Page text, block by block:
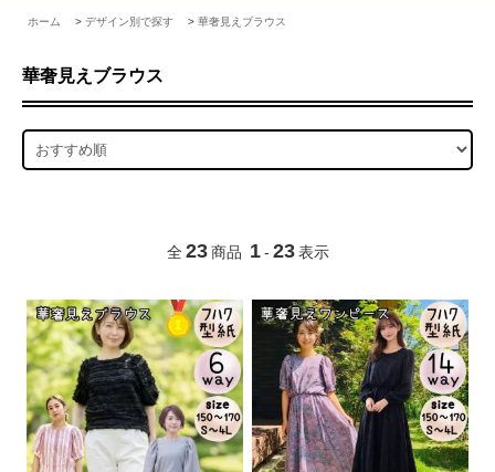
ホーム > デザイン別で探す > 華奢見えブラウス
華奢見えブラウス
全 23 商品 1 - 23 表示